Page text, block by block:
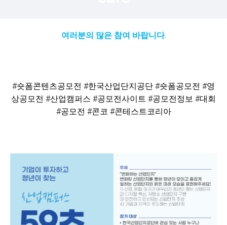
여러분의 많은 참여 바랍니다.
#숏폼콘텐츠공모전 #한국산업단지공단 #숏폼공모전 #영
상공모전 #산업캠퍼스 #공모전사이트 #공모전정보 #대회
#공모전 #콘코 #콘테스트코리아